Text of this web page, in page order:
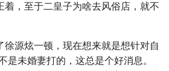
着，至于二皇子为啥去风俗店，就不
徐源炫一顿，现在想来就是想针对自
是未婚妻打的，这总是个好消息。